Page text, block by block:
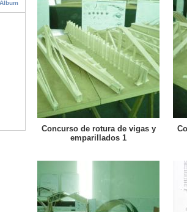
Concurso de rotura de vigas y
emparillados 1